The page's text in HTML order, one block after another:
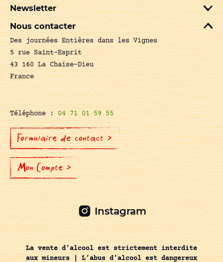
Newsletter
Nous contacter
Des journées Entières dans les Vignes
5 rue Saint-Esprit
43 160 La Chaise-Dieu
France
Téléphone :04 71 01 59 55
Formulaire de contact >
Mon Compte >
Instagram
La vente d’alcool est strictement interdite
aux mineurs | L’abus d’alcool est dangereux